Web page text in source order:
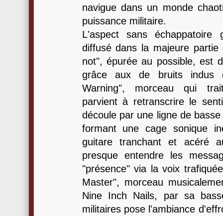
navigue dans un monde
puissance militaire.
L'aspect sans
diffusé dans la majeure
not", épurée au possible, est
grâce aux de bruits indus
Warning", morceau qui
parvient à retranscrire le
découle par une ligne de
formant une cage sonique
guitare tranchant et acéré
presque entendre les
"présence" via la voix
Master", morceau
Nine Inch Nails, par sa
militaires pose l'ambiance